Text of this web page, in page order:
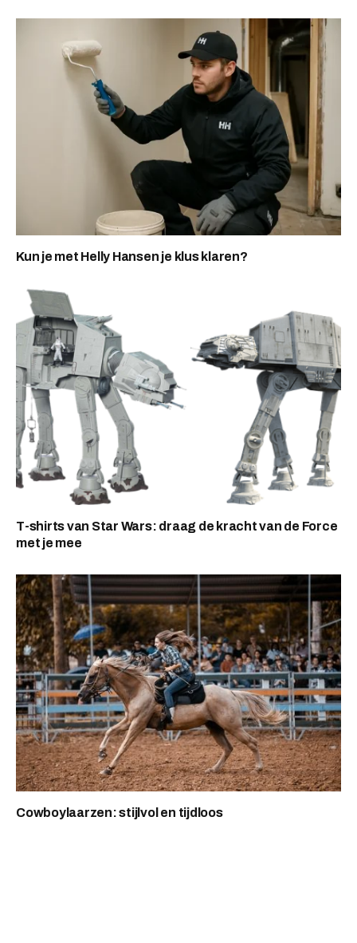
Kun je met Helly Hansen je klus klaren?
T-shirts van Star Wars: draag de kracht van de Force
met je mee
Cowboylaarzen: stijlvol en tijdloos